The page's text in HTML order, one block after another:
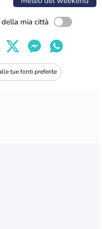
mia città
tue fonti preferite